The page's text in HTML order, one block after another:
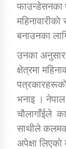
तातोपानी
तातोपानी
सम्बन्धी सूचना सन्देश
फाउन्डेसनका
बनाउनका
उनका अनुसार
क्षेत्रमा
भनाइ । नेपाल
चाैलागाँईले
साथीले
अपेक्षा